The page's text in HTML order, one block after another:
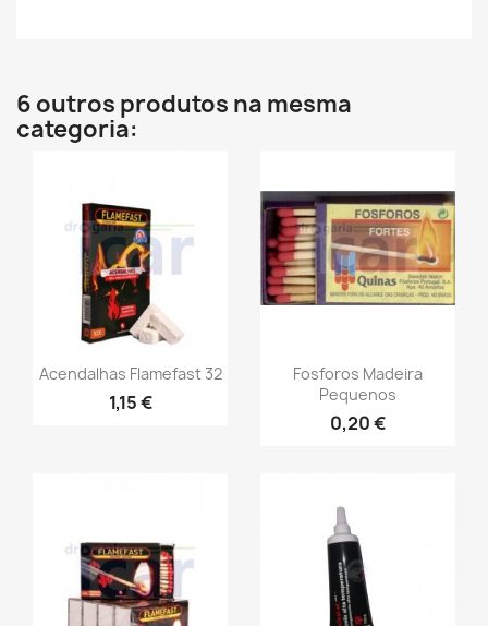
6 outros produtos na mesma
categoria:
Acendalhas Flamefast 32
1,15 €
Fosforos Madeira
Pequenos
0,20 €